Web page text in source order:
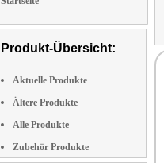
Produkt-Übersicht:
Aktuelle Produkte
Ältere Produkte
Alle Produkte
Zubehör Produkte